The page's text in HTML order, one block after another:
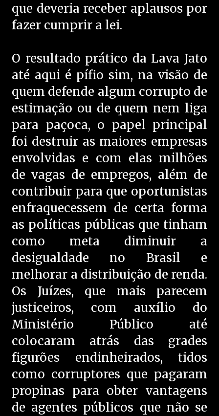
que deveria receber aplausos por
fazer cumprir a lei.
O resultado prático da Lava Jato
até aqui é pífio sim, na visão de
quem defende algum corrupto de
estimação ou de quem nem liga
para paçoca, o papel principal
foi destruir as maiores empresas
envolvidas e com elas milhões
de vagas de empregos, além de
contribuir para que oportunistas
enfraquecessem de certa forma
as políticas públicas que tinham
como meta diminuir a
desigualdade no Brasil e
melhorar a distribuição de renda.
Os Juízes, que mais parecem
justiceiros, com auxílio do
Ministério Público até
colocaram atrás das grades
figurões endinheirados, tidos
como corruptores que pagaram
propinas para obter vantagens
de agentes públicos que não se